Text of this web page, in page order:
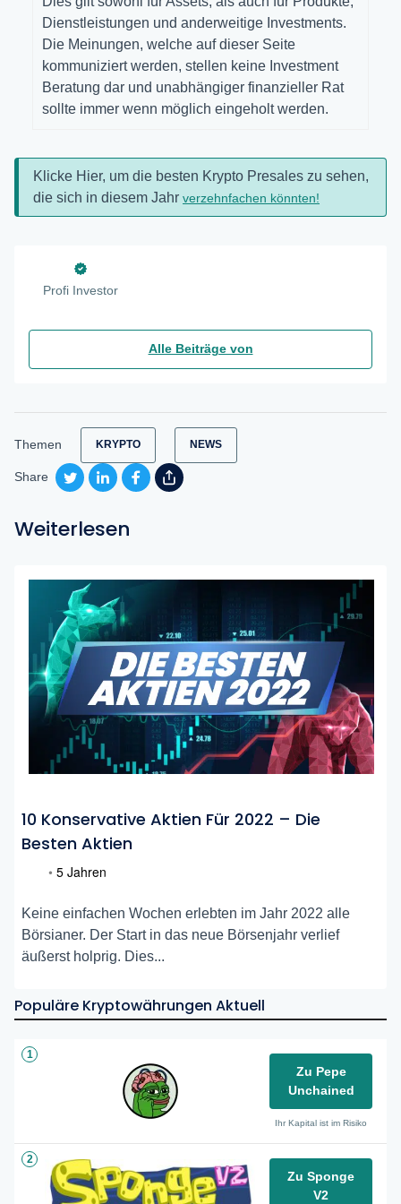
Dienstleistungen und anderweitige Investments.
Die Meinungen, welche auf dieser Seite
kommuniziert werden, stellen keine Investment
Beratung dar und unabhängiger finanzieller Rat
sollte immer wenn möglich eingeholt werden.
Klicke Hier, um die besten Krypto Presales zu sehen,
die sich in diesem Jahr verzehnfachen könnten!
Profi Investor
Alle Beiträge von
Themen KRYPTO NEWS
Share
Weiterlesen
10 Konservative Aktien Für 2022 – Die
Besten Aktien
• 5 Jahren
Keine einfachen Wochen erlebten im Jahr 2022 alle
Börsianer. Der Start in das neue Börsenjahr verlief
äußerst holprig. Dies...
Populäre Kryptowährungen Aktuell
1
Zu Pepe
Unchained
Ihr Kapital ist im Risiko
2
Zu Sponge
V2